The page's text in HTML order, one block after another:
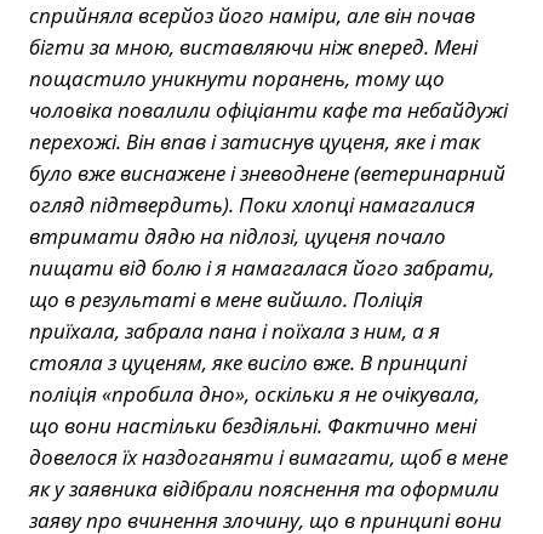
сприйняла всерйоз його наміри, але він почав
бігти за мною, виставляючи ніж вперед. Мені
пощастило уникнути поранень, тому що
чоловіка повалили офіціанти кафе та небайдужі
перехожі. Він впав і затиснув цуценя, яке і так
було вже виснажене і зневоднене (ветеринарний
огляд підтвердить). Поки хлопці намагалися
втримати дядю на підлозі, цуценя почало
пищати від болю і я намагалася його забрати,
що в результаті в мене вийшло. Поліція
приїхала, забрала пана і поїхала з ним, а я
стояла з цуценям, яке висіло вже. В принципі
поліція «пробила дно», оскільки я не очікувала,
що вони настільки бездіяльні. Фактично мені
довелося їх наздоганяти і вимагати, щоб в мене
як у заявника відібрали пояснення та оформили
заяву про вчинення злочину, що в принципі вони